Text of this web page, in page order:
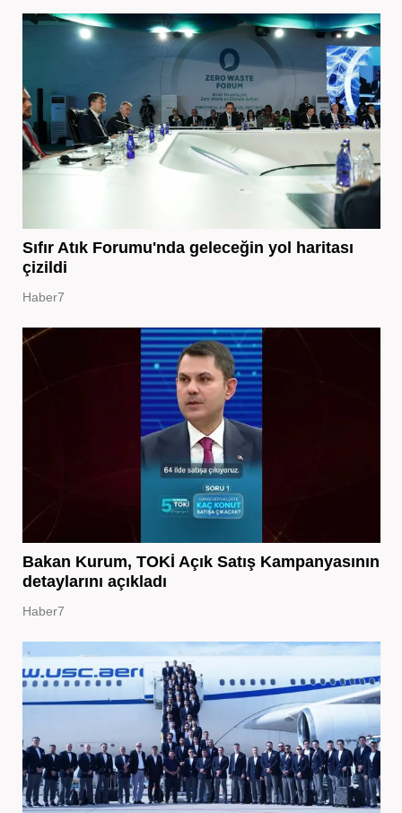
Sıfır Atık Forumu'nda geleceğin yol haritası
çizildi
Haber7
Bakan Kurum, TOKİ Açık Satış Kampanyasının
detaylarını açıkladı
Haber7